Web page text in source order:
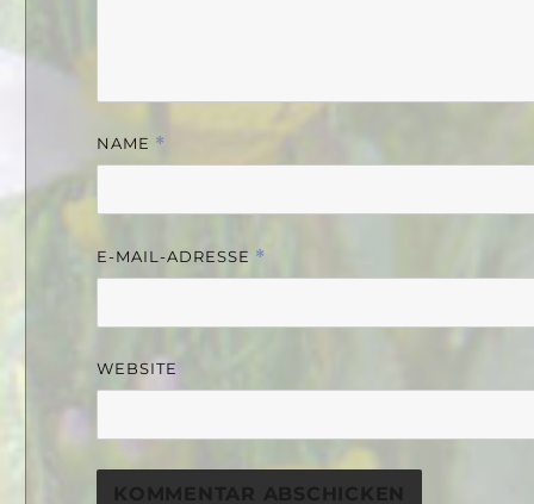
NAME *
E-MAIL-ADRESSE *
WEBSITE